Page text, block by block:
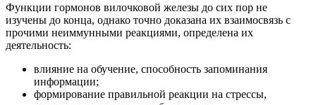
Функции гормонов вилочковой железы до сих пор не
изучены до конца, однако точно доказана их взаимосвязь с
прочими неиммунными реакциями, определена их
деятельность:
влияние на обучение, способность запоминания
информации;
формирование правильной реакции на стрессы,